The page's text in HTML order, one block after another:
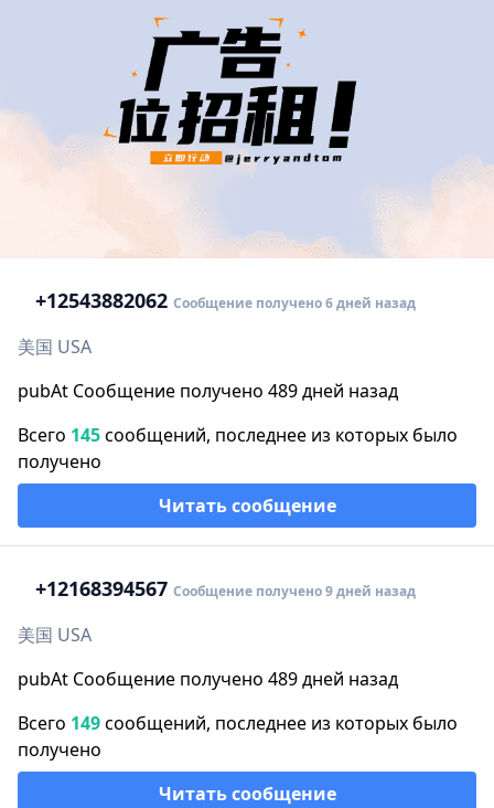
+12543882062 Сообщение получено 6 дней назад
美国 USA
pubAt Сообщение получено 489 дней назад
Всего 145сообщений, последнее из которых было
получено
Читать сообщение
+12168394567 Сообщение получено 9 дней назад
美国 USA
pubAt Сообщение получено 489 дней назад
Всего 149сообщений, последнее из которых было
получено
Читать сообщение